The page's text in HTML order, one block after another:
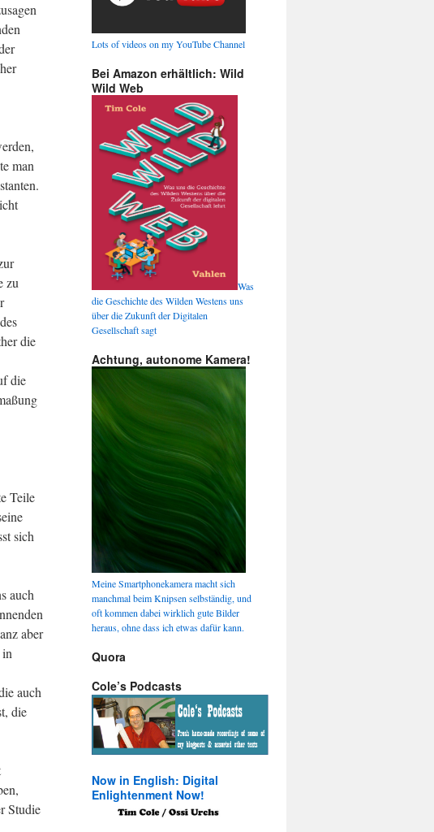
man
zu
die
die
Teile
sich
auch
aber
auch
die
Studie
Lots of videos on my YouTube Channel
Bei Amazon erhältlich: Wild
Wild Web
Was
die Geschichte des Wilden Westens uns
über die Zukunft der Digitalen
Gesellschaft sagt
Achtung, autonome Kamera!
Meine Smartphonekamera macht sich
manchmal beim Knipsen selbständig, und
oft kommen dabei wirklich gute Bilder
heraus, ohne dass ich etwas dafür kann.
Quora
Cole’s Podcasts
Now in English: Digital
Enlightenment Now!